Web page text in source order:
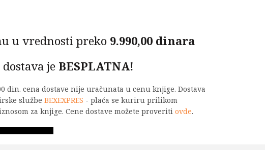
u vrednosti preko 9.990,00 dinara
dostava je BESPLATNA!
din. cena dostave nije uračunata u cenu knjige. Dostava
službe BEXEXPRES - plaća se kuriru prilikom
za knjige. Cene dostave možete proveriti ovde.
informacija i kodovanje količina
U KORPU